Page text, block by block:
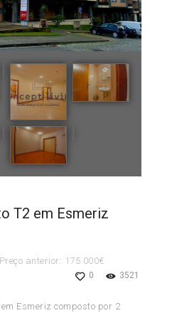
T2 em Esmeriz
Preço anterior: 175 000€
3521
0
Esmeriz composto por 2